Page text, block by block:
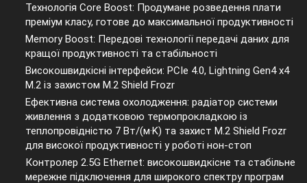
Технологія Core Boost: Продумане розведення плати
преміум класу, готове до максимальної продуктивності
Memory Boost: Передові технології передачі даних для
кращої продуктивності та стабільності
Високошвидкісні інтерфейси: PCIe 4.0, Lightning Gen4 x4
M.2 із захистом M.2 Shield Frozr
Ефективна система охолодження: радіатор системи
живлення з додатковою термопрокладкою із
теплопровідністю 7 Вт/(м·K) та захист M.2 Shield Frozr
для високої продуктивності у роботі нон-стоп
Контролер 2.5G Ethernet: високошвидкісне та стабільне
мережне підключення для широкого спектру програм